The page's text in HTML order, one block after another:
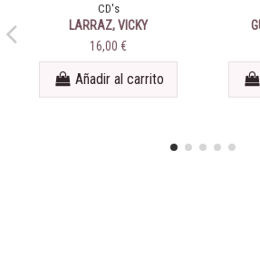
CD's
LARRAZ, VICKY
16,00 €
Añadir al carrito